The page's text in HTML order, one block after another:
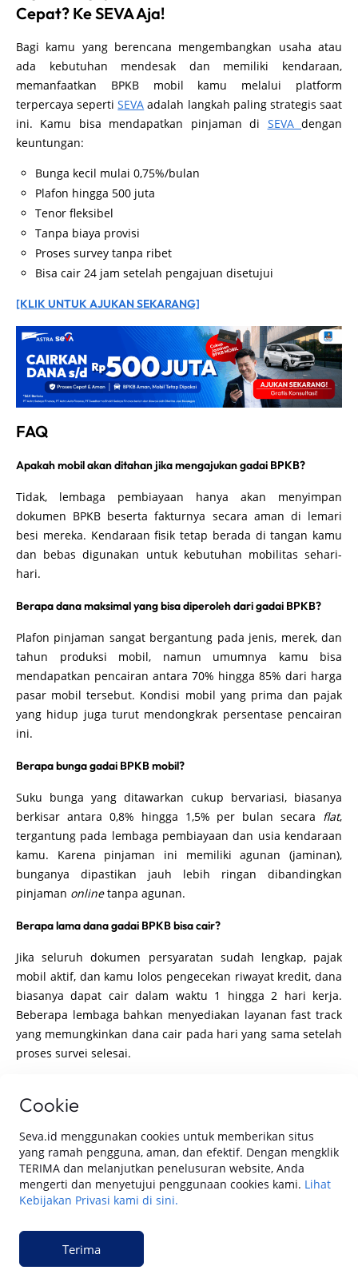
Cookie
Seva.id menggunakan cookies untuk memberikan situs
yang ramah pengguna, aman, dan efektif. Dengan mengklik
TERIMA dan melanjutkan penelusuran website, Anda
mengerti dan menyetujui penggunaan cookies kami. Lihat
Kebijakan Privasi kami di sini.
Terima
Cepat? Ke SEVA Aja!
Bagi kamu yang berencana mengembangkan usaha atau
ada kebutuhan mendesak dan memiliki kendaraan,
memanfaatkan BPKB mobil kamu melalui platform
terpercaya sepertiSEVA adalah langkah paling strategis saat
ini. Kamu bisa mendapatkan pinjaman di SEVAdengan
keuntungan:
Bunga kecil mulai 0,75%/bulan
Plafon hingga 500 juta
Tenor fleksibel
Tanpa biaya provisi
Proses survey tanpa ribet
Bisa cair 24 jam setelah pengajuan disetujui
[KLIK UNTUK AJUKAN SEKARANG]
FAQ
Apakah mobil akan ditahan jika mengajukan gadai BPKB?
Tidak, lembaga pembiayaan hanya akan menyimpan
dokumen BPKB beserta fakturnya secara aman di lemari
besi mereka. Kendaraan fisik tetap berada di tangan kamu
dan bebas digunakan untuk kebutuhan mobilitas sehari-
hari.
Berapa dana maksimal yang bisa diperoleh dari gadai BPKB?
Plafon pinjaman sangat bergantung pada jenis, merek, dan
tahun produksi mobil, namun umumnya kamu bisa
mendapatkan pencairan antara 70% hingga 85% dari harga
pasar mobil tersebut. Kondisi mobil yang prima dan pajak
yang hidup juga turut mendongkrak persentase pencairan
ini.
Berapa bunga gadai BPKB mobil?
Suku bunga yang ditawarkan cukup bervariasi, biasanya
berkisar antara 0,8% hingga 1,5% per bulan secara flat,
tergantung pada lembaga pembiayaan dan usia kendaraan
kamu. Karena pinjaman ini memiliki agunan (jaminan),
bunganya dipastikan jauh lebih ringan dibandingkan
pinjaman onlinetanpa agunan.
Berapa lama dana gadai BPKB bisa cair?
Jika seluruh dokumen persyaratan sudah lengkap, pajak
mobil aktif, dan kamu lolos pengecekan riwayat kredit, dana
biasanya dapat cair dalam waktu 1 hingga 2 hari kerja.
Beberapa lembaga bahkan menyediakan layanan fast track
yang memungkinkan dana cair pada hari yang sama setelah
proses survei selesai.
Butuh Mobil atau Layanan Surat Kendaraan?
Kami siap membantumu dalam pembelian mobil baru atau bekas,
fasilitas dana dengan jaminan BPKB, serta layanan surat kendaraan.
Nama Lengkap